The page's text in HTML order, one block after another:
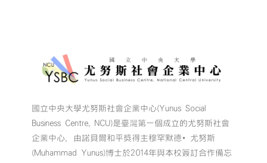
國立中央大學尤努斯社會企業中心(Yunus Social
Business Centre, NCU)是臺灣第一個成立的尤努斯社會
企業中心，由諾貝爾和平獎得主穆罕默德•尤努斯
(Muhammad Yunus)博士於2014年與本校簽訂合作備忘